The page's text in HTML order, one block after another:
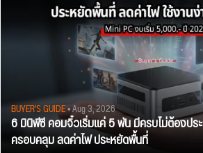
BUYER'S GUIDE• Aug 3, 2026
6 มินิพีซี คอมจิ๋วเริ่มแค่ 5 พัน มีครบไม่ต้องปร
ครอบคลุม ลดค่าไฟ ประหยัดพื้นที่